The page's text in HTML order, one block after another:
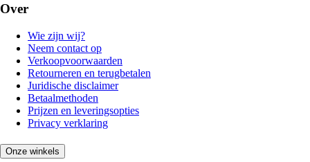
Over
Wie zijn wij?
Neem contact op
Verkoopvoorwaarden
Retourneren en terugbetalen
Juridische disclaimer
Betaalmethoden
Prijzen en leveringsopties
Privacy verklaring
Onze winkels